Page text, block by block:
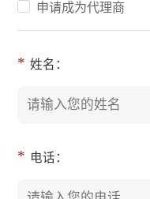
申请成为代理商
* 姓名：
* 电话：